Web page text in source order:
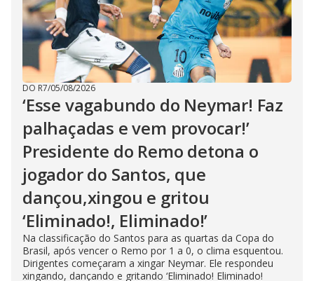
DO R7/05/08/2026
‘Esse vagabundo do Neymar! Faz
palhaçadas e vem provocar!’
Presidente do Remo detona o
jogador do Santos, que
dançou,xingou e gritou
‘Eliminado!, Eliminado!’
Na classificação do Santos para as quartas da Copa do
Brasil, após vencer o Remo por 1 a 0, o clima esquentou.
Dirigentes começaram a xingar Neymar. Ele respondeu
xingando, dançando e gritando ‘Eliminado! Eliminado!